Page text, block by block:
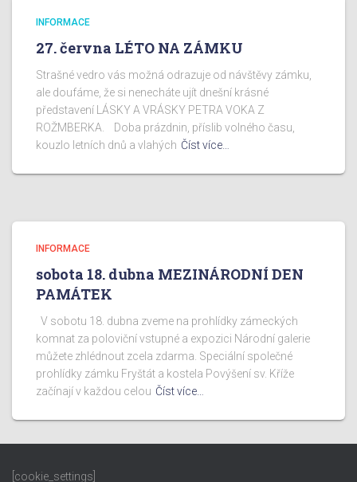
INFORMACE
27. června LÉTO NA ZÁMKU
Strašné vedro vás možná odrazuje od návštěvy zámku,
ale doufáme, že si nenecháte ujít dnešní krásné
představení LÁSKY A VRÁSKY PETRA VOKA Z
ROŽMBERKA. Doba prázdnin, příslib volného času,
kouzlo letních dnů a vlahých Číst více…
INFORMACE
sobota 18. dubna MEZINÁRODNÍ DEN
PAMÁTEK
V sobotu 18. dubna zveme na prohlídky zámeckých
komnat za poloviční vstupné a expozici Národní galerie
můžete zhlédnout zcela zdarma. Speciální společné
prohlídky zámku Fryštát a kostela Povýšení sv. Kříže
začínají v každou celou Číst více…
[cookie_settings]